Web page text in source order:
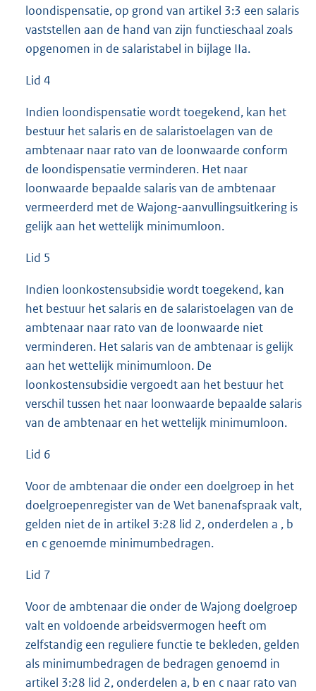
loondispensatie, op grond van artikel 3:3 een salaris
vaststellen aan de hand van zijn functieschaal zoals
opgenomen in de salaristabel in bijlage IIa.
Lid 4
Indien loondispensatie wordt toegekend, kan het
bestuur het salaris en de salaristoelagen van de
ambtenaar naar rato van de loonwaarde conform
de loondispensatie verminderen. Het naar
loonwaarde bepaalde salaris van de ambtenaar
vermeerderd met de Wajong-aanvullingsuitkering is
gelijk aan het wettelijk minimumloon.
Lid 5
Indien loonkostensubsidie wordt toegekend, kan
het bestuur het salaris en de salaristoelagen van de
ambtenaar naar rato van de loonwaarde niet
verminderen. Het salaris van de ambtenaar is gelijk
aan het wettelijk minimumloon. De
loonkostensubsidie vergoedt aan het bestuur het
verschil tussen het naar loonwaarde bepaalde salaris
van de ambtenaar en het wettelijk minimumloon.
Lid 6
Voor de ambtenaar die onder een doelgroep in het
doelgroepenregister van de Wet banenafspraak valt,
gelden niet de in artikel 3:28 lid 2, onderdelen a , b
en c genoemde minimumbedragen.
Lid 7
Voor de ambtenaar die onder de Wajong doelgroep
valt en voldoende arbeidsvermogen heeft om
zelfstandig een reguliere functie te bekleden, gelden
als minimumbedragen de bedragen genoemd in
artikel 3:28 lid 2, onderdelen a, b en c naar rato van